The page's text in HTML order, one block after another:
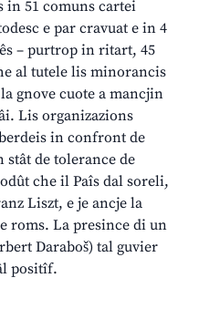
in 51 comuns cartei
e par cravuat e in 4
– purtrop in ritart, 45
al tutele lis minorancis
gnove cuote a mancjin
Lis organizazions
in confront de
de tolerance de
che il Paîs dal soreli,
Liszt, e je ancje la
roms. La presince di un
Daraboš) tal guvier
positîf.